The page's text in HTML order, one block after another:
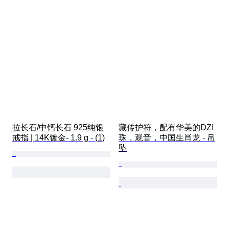
拉长石/中钙长石 925纯银
戒指 | 14K镀金- 1.9 g - (1)
藏传护符，配有华美的DZI
珠，观音，中国生肖龙 - 吊
坠